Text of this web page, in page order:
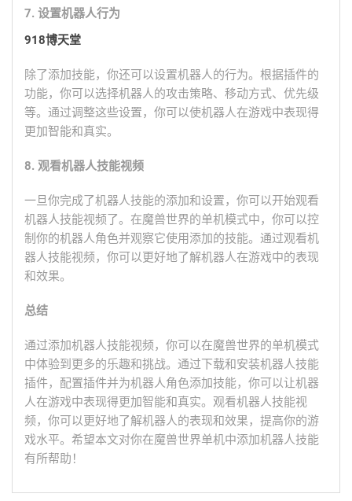
7. 设置机器人行为
918博天堂
除了添加技能，你还可以设置机器人的行为。根据插件的
功能，你可以选择机器人的攻击策略、移动方式、优先级
等。通过调整这些设置，你可以使机器人在游戏中表现得
更加智能和真实。
8. 观看机器人技能视频
一旦你完成了机器人技能的添加和设置，你可以开始观看
机器人技能视频了。在魔兽世界的单机模式中，你可以控
制你的机器人角色并观察它使用添加的技能。通过观看机
器人技能视频，你可以更好地了解机器人在游戏中的表现
和效果。
总结
通过添加机器人技能视频，你可以在魔兽世界的单机模式
中体验到更多的乐趣和挑战。通过下载和安装机器人技能
插件，配置插件并为机器人角色添加技能，你可以让机器
人在游戏中表现得更加智能和真实。观看机器人技能视
频，你可以更好地了解机器人的表现和效果，提高你的游
戏水平。希望本文对你在魔兽世界单机中添加机器人技能
有所帮助！